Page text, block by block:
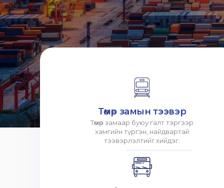
Төмөр замын тээвэр
Төмөр замаар буюу галт тэргээр
хамгийн түргэн, найдвартай
тээвэрлэлтийг хийдэг.